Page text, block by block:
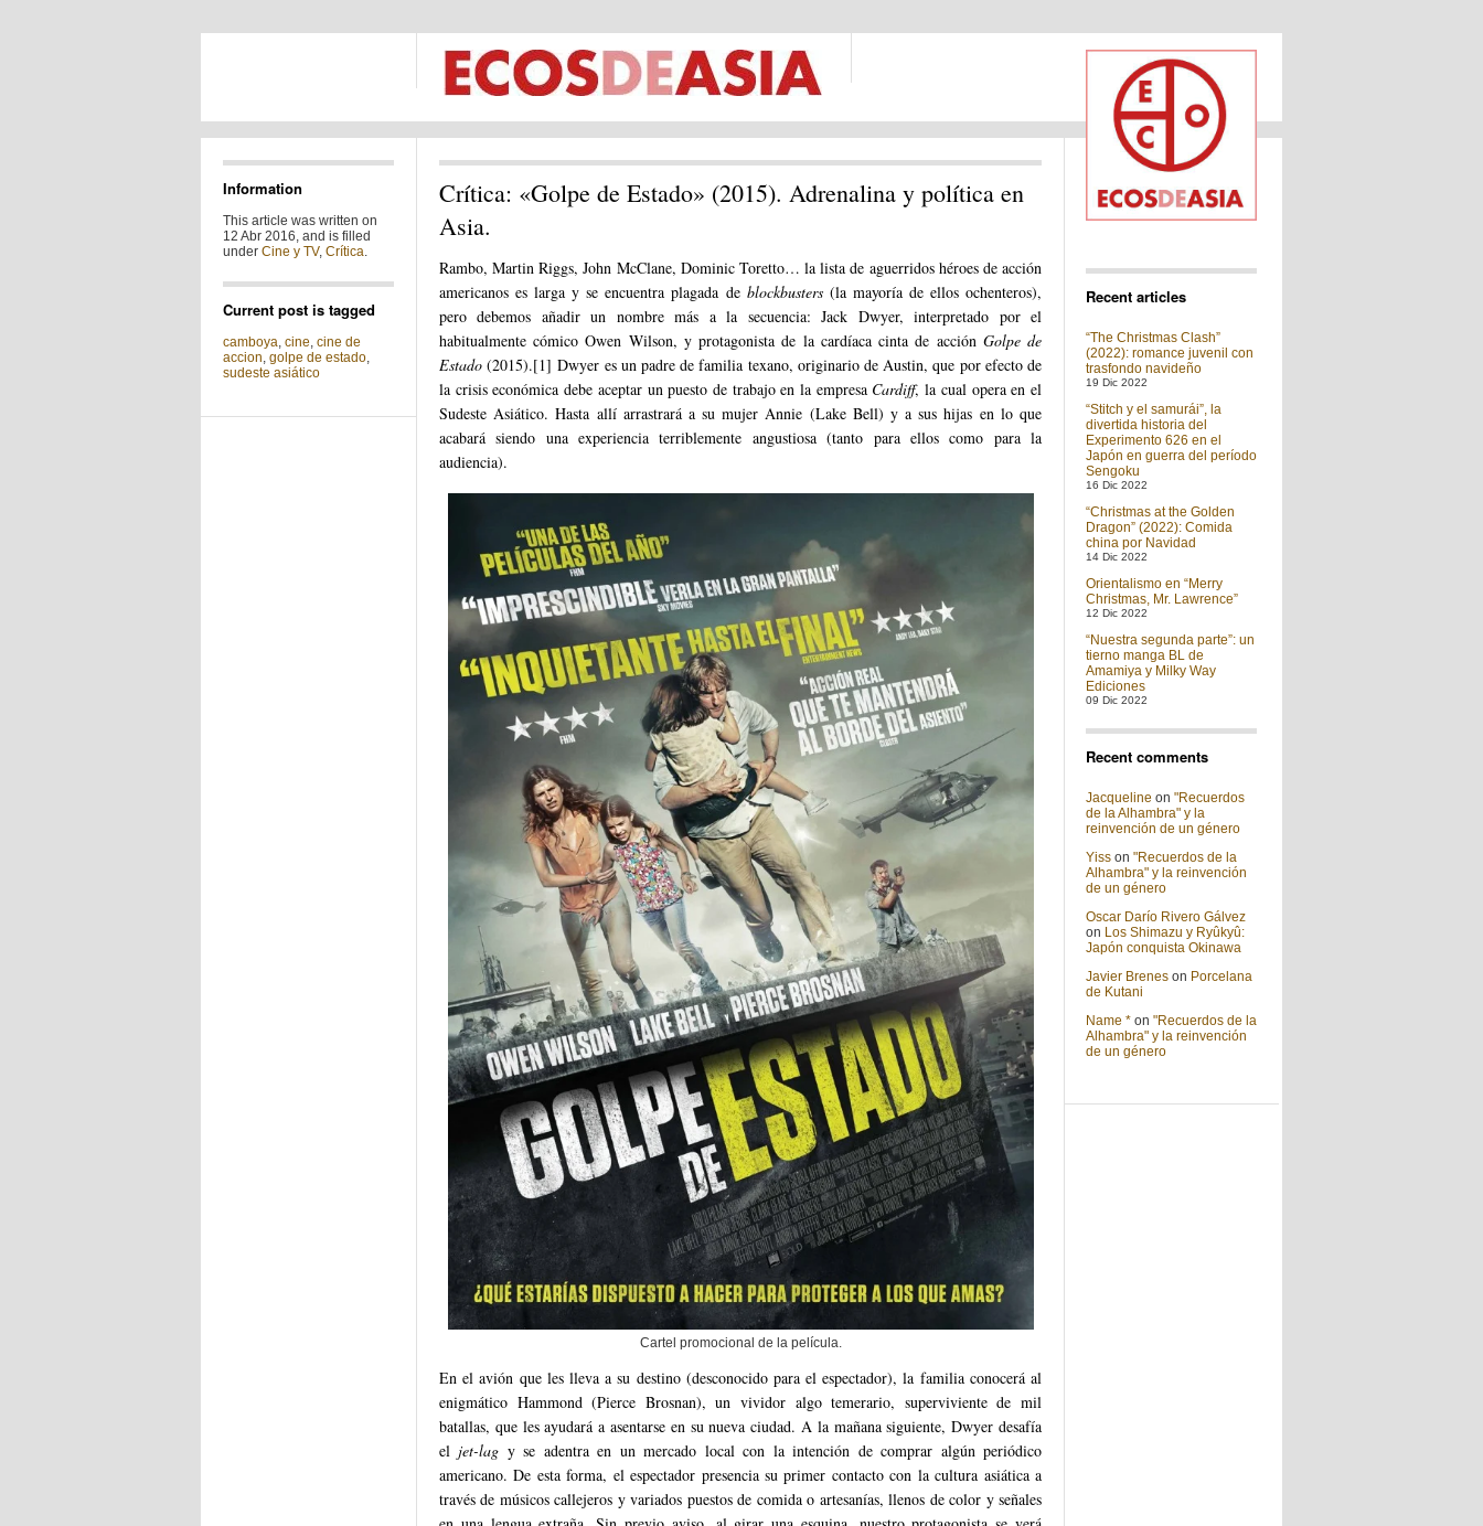
Information
This article was written on
12 Abr 2016, and is filled
under Cine y TV, Crítica.
Current post is tagged
camboya, cine, cine de
accion, golpe de estado,
sudeste asiático
Crítica: «Golpe de Estado» (2015). Adrenalina y política en
Asia.
Rambo, Martin Riggs, John McClane, Dominic Toretto… la lista de aguerridos héroes de acción
americanos es larga y se encuentra plagada de blockbusters(la mayoría de ellos ochenteros),
pero debemos añadir un nombre más a la secuencia: Jack Dwyer, interpretado por el
habitualmente cómico Owen Wilson, y protagonista de la cardíaca cinta de acción Golpe de
Estado (2015).[1] Dwyer es un padre de familia texano, originario de Austin, que por efecto de
la crisis económica debe aceptar un puesto de trabajo en la empresa Cardiff, la cual opera en el
Sudeste Asiático. Hasta allí arrastrará a su mujer Annie (Lake Bell) y a sus hijas en lo que
acabará siendo una experiencia terriblemente angustiosa (tanto para ellos como para la
audiencia).
Cartel promocional de la película.
En el avión que les lleva a su destino (desconocido para el espectador), la familia conocerá al
enigmático Hammond (Pierce Brosnan), un vividor algo temerario, superviviente de mil
batallas, que les ayudará a asentarse en su nueva ciudad. A la mañana siguiente, Dwyer desafía
el jet-lag y se adentra en un mercado local con la intención de comprar algún periódico
americano. De esta forma, el espectador presencia su primer contacto con la cultura asiática a
través de músicos callejeros y variados puestos de comida o artesanías, llenos de color y señales
Recent articles
“The Christmas Clash”
(2022): romance juvenil con
trasfondo navideño
19 Dic 2022
“Stitch y el samurái”, la
divertida historia del
Experimento 626 en el
Japón en guerra del período
Sengoku
16 Dic 2022
“Christmas at the Golden
Dragon” (2022): Comida
china por Navidad
14 Dic 2022
Orientalismo en “Merry
Christmas, Mr. Lawrence”
12 Dic 2022
“Nuestra segunda parte”: un
tierno manga BL de
Amamiya y Milky Way
Ediciones
09 Dic 2022
Recent comments
Jacqueline on "Recuerdos
de la Alhambra" y la
reinvención de un género
Yiss on "Recuerdos de la
Alhambra" y la reinvención
de un género
Oscar Darío Rivero Gálvez
on Los Shimazu y Ryûkyû:
Japón conquista Okinawa
Javier Brenes on Porcelana
de Kutani
Name * on "Recuerdos de la
Alhambra" y la reinvención
de un género